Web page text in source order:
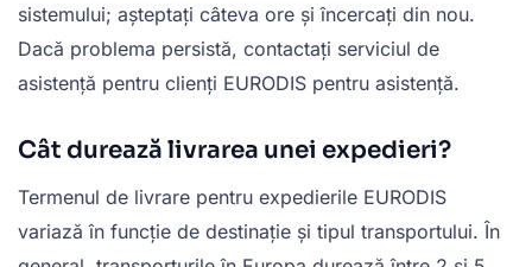
sistemului; așteptați câteva ore și încercați din nou.
Dacă problema persistă, contactați serviciul de
asistență pentru clienți EURODIS pentru asistență.
Cât durează livrarea unei expedieri?
Termenul de livrare pentru expedierile EURODIS
variază în funcție de destinație și tipul transportului. În